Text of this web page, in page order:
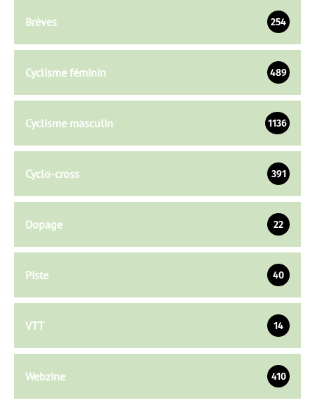
Brèves 254
Cyclisme féminin 489
Cyclisme masculin 1136
Cyclo-cross 391
Dopage 22
Piste 40
VTT 14
Webzine 410